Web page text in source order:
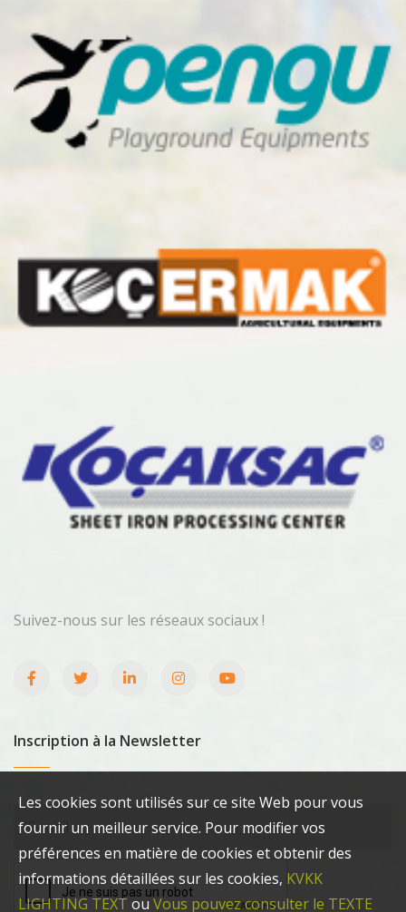
Suivez-nous sur les réseaux sociaux !
Inscription à la Newsletter
Les cookies sont utilisés sur ce site Web pour vous
fournir un meilleur service. Pour modifier vos
préférences en matière de cookies et obtenir des
informations détaillées sur les cookies, KVKK
LIGHTING TEXT ou Vous pouvez consulter le TEXTE